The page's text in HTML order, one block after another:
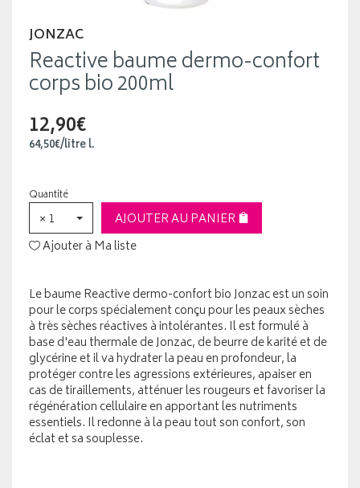
JONZAC
Reactive baume dermo-confort
corps bio 200ml
12,90€
64,50€/litrel.
Quantité
× 1
AJOUTER AU PANIER
Ajouter à Ma liste
Le baume Reactive dermo-confort bio Jonzac est un soin
pour le corps spécialement conçu pour les peaux sèches
à très sèches réactives à intolérantes. Il est formulé à
base d'eau thermale de Jonzac, de beurre de karité et de
glycérine et il va hydrater la peau en profondeur, la
protéger contre les agressions extérieures, apaiser en
cas de tiraillements, atténuer les rougeurs et favoriser la
régénération cellulaire en apportant les nutriments
essentiels. Il redonne à la peau tout son confort, son
éclat et sa souplesse.